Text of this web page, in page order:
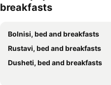
breakfasts
Bolnisi, bed and breakfasts
Rustavi, bed and breakfasts
Dusheti, bed and breakfasts